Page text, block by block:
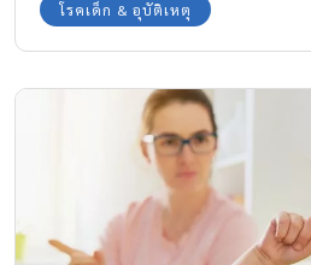
โรคเด็ก & อุบัติเหตุ